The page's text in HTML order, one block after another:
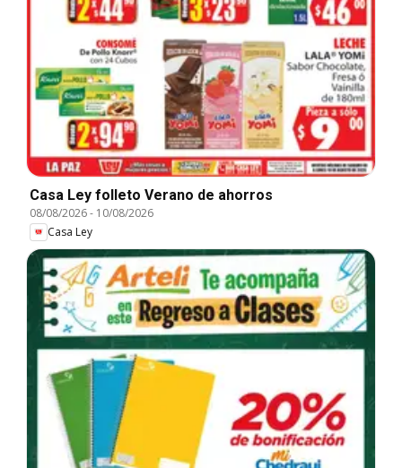
Casa Ley folleto Verano de ahorros
08/08/2026- 10/08/2026
Casa Ley